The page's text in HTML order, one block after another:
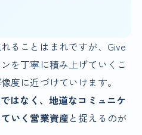
ることはまれですが、Give
を丁寧に積み上げていくこ
度に近づけていけます。
はなく、地道なコミュニケ
いく営業資産と捉えるのが